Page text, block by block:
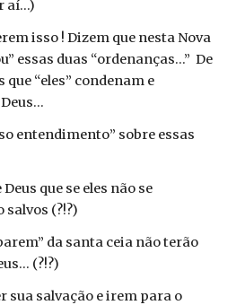
aí...)
isso ! Dizem que nesta Nova
essas duas “ordenanças...” De
que “eles” condenam e
entendimento” sobre essas
que se eles não se
(?!?)
da santa ceia não terão
(?!?)
sua salvação e irem para o